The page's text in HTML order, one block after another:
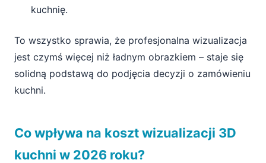
kuchnię.
To wszystko sprawia, że profesjonalna wizualizacja
jest czymś więcej niż ładnym obrazkiem – staje się
solidną podstawą do podjęcia decyzji o zamówieniu
kuchni.
Co wpływa na koszt wizualizacji 3D
kuchni w 2026 roku?